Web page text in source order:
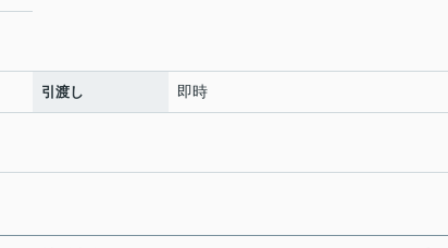
引渡し 即時